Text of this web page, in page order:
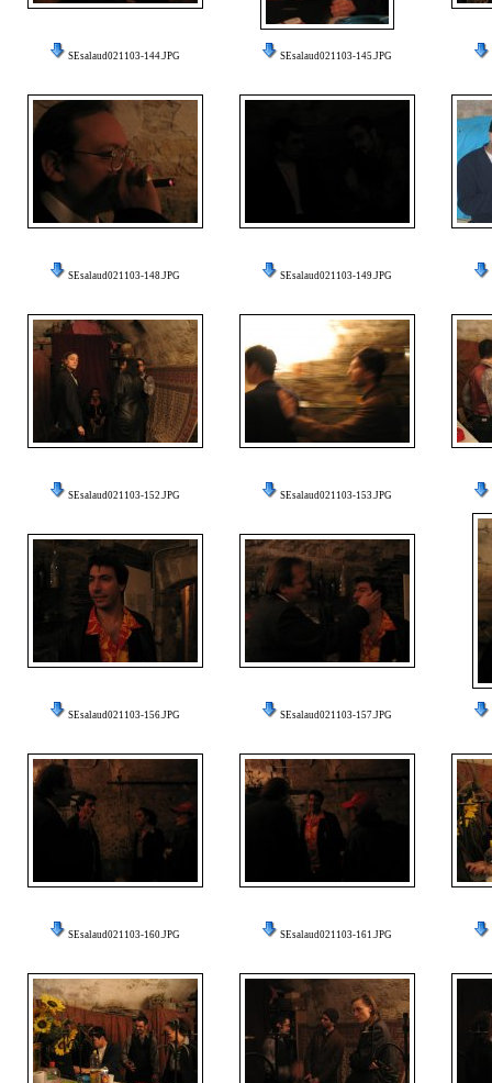
SEsalaud021103-144.JPG SEsalaud021103-145.JPG
SEsalaud021103-148.JPG SEsalaud021103-149.JPG
SEsalaud021103-152.JPG SEsalaud021103-153.JPG
SEsalaud021103-156.JPG SEsalaud021103-157.JPG
SEsalaud021103-160.JPG SEsalaud021103-161.JPG